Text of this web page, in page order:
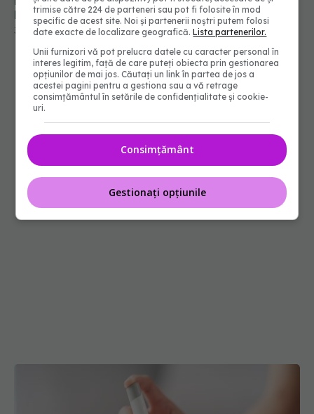
la vârsta mijlocie
30 apr 2025, 12:44
trimise către 224 de parteneri sau pot fi folosite în mod
specific de acest site. Noi și partenerii noștri putem folosi
date exacte de localizare geografică.Lista partenerilor.
Unii furnizori vă pot prelucra datele cu caracter personal în
interes legitim, față de care puteți obiecta prin gestionarea
opțiunilor de mai jos. Căutați un link în partea de jos a
acestei pagini pentru a gestiona sau a vă retrage
consimțământul în setările de confidențialitate și cookie-
uri.
Consimțământ
Gestionați opțiunile